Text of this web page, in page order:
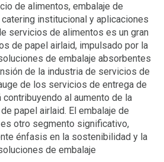
de alimentos, embalaje de
institucional y aplicaciones
servicios de alimentos es un gran
de papel airlaid, impulsado por la
de embalaje absorbentes
de la industria de servicios de
de los servicios de entrega de
al aumento de la
papel airlaid. El embalaje de
otro segmento significativo,
énfasis en la sostenibilidad y la
de embalaje